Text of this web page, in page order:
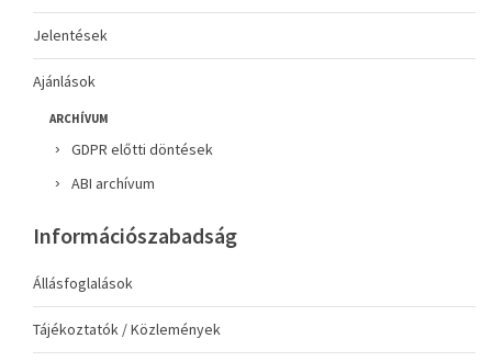
Jelentések
Ajánlások
ARCHÍVUM
GDPR előtti döntések
ABI archívum
Információszabadság
Állásfoglalások
Tájékoztatók / Közlemények